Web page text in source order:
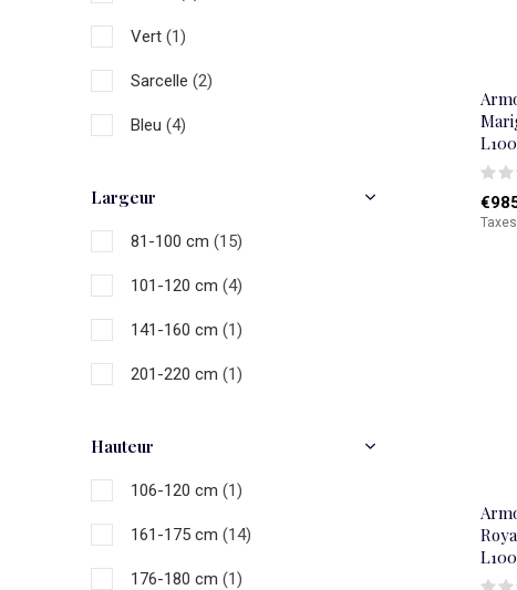
Vert (1)
Sarcelle (2)
Bleu (4)
Largeur
81-100 cm (15)
101-120 cm (4)
141-160 cm (1)
201-220 cm (1)
Hauteur
106-120 cm (1)
161-175 cm (14)
176-180 cm (1)